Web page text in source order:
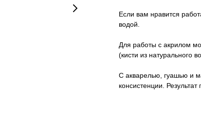
Если вам нравится
водой.
Для работы с акрилом
(кисти из натурального
С акварелью, гуашью и
консистенции.